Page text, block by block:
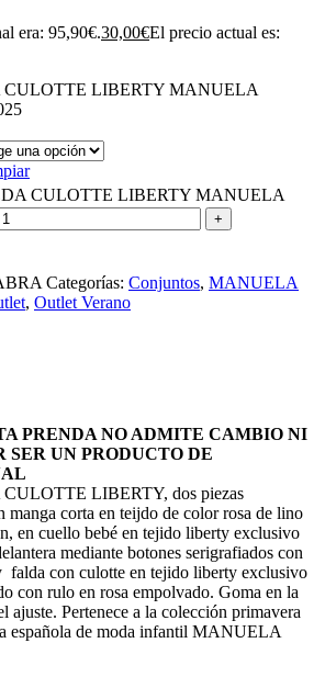
era: 95,90€.30,00€El precio actual es:
LIBERTY MANUELA
CULOTTE LIBERTY MANUELA
Categorías: Conjuntos, MANUELA
, Outlet Verano
PRENDA NO ADMITE CAMBIO NI
SER UN PRODUCTO DE
LIBERTY, dos piezas
manga corta en teijdo de color rosa de lino
en cuello bebé en tejido liberty exclusivo
mediante botones serigrafiados con
falda con culotte en tejido liberty exclusivo
con rulo en rosa empolvado. Goma en la
ajuste. Pertenece a la colección primavera
española de moda infantil MANUELA